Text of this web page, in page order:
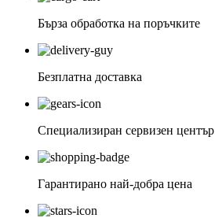
Бърза обработка на поръчките
Безплатна доставка
Специализиран сервизен център
Гарантирано най-добра цена